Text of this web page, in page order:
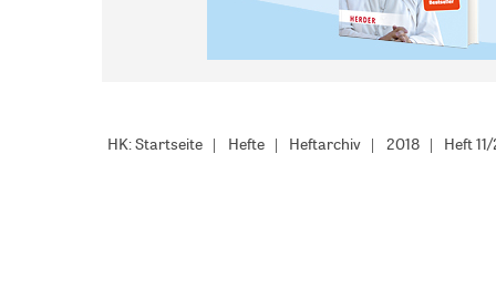
HK: Startseite Hefte Heftarchiv 2018 Heft